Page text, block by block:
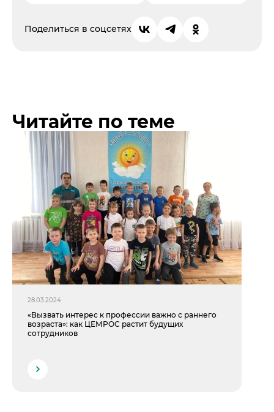
Поделиться в соцсетях
Читайте по теме
28.03.2024
«Вызвать интерес к профессии важно с раннего
возраста»: как ЦЕМРОС растит будущих
сотрудников